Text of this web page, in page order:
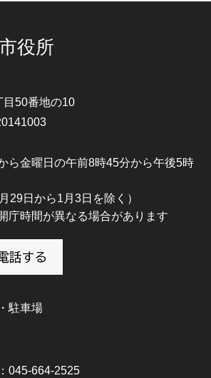
役所
目50番地の10
ら金曜日の午前8時45分から午後5時
29日から1月3日を除く）
庁時間が異なる場合があります
駐車場
045-664-2525